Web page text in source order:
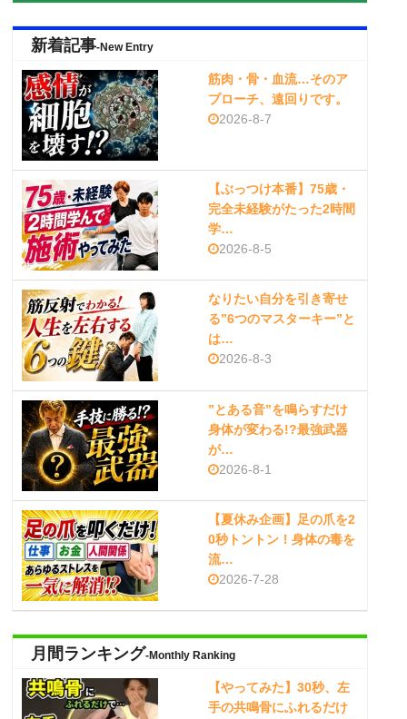
新着記事-New Entry
筋肉・骨・血流…そのア
プローチ、遠回りです。
2026-8-7
【ぶっつけ本番】75歳・
完全未経験がたった2時間
学…
2026-8-5
なりたい自分を引き寄せ
る”6つのマスターキー”と
は…
2026-8-3
”とある音”を鳴らすだけ
身体が変わる!?最強武器
が…
2026-8-1
【夏休み企画】足の爪を2
0秒トントン！身体の毒を
流…
2026-7-28
月間ランキング-Monthly Ranking
【やってみた】30秒、左
手の共鳴骨にふれるだけ